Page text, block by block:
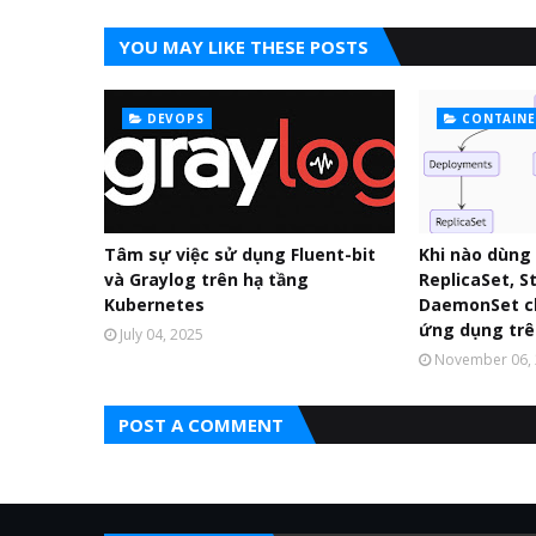
YOU MAY LIKE THESE POSTS
DEVOPS
Tâm sự việc sử dụng Fluent-bit
và Graylog trên hạ tầng
Kubernetes
July 04, 2025
Khi nào
ReplicaSet,
DaemonSet
ứng dụng
November 06,
POST A COMMENT